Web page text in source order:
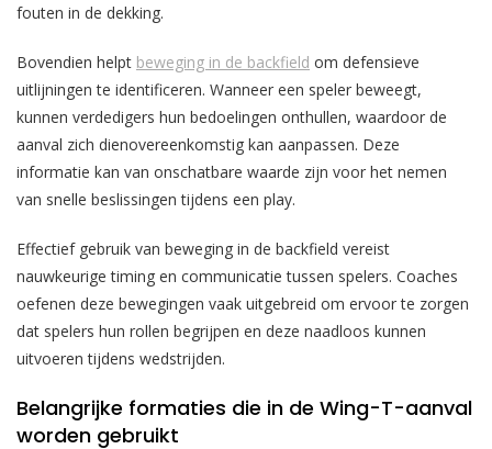
fouten in de dekking.
Bovendien helpt beweging in de backfield om defensieve
uitlijningen te identificeren. Wanneer een speler beweegt,
kunnen verdedigers hun bedoelingen onthullen, waardoor de
aanval zich dienovereenkomstig kan aanpassen. Deze
informatie kan van onschatbare waarde zijn voor het nemen
van snelle beslissingen tijdens een play.
Effectief gebruik van beweging in de backfield vereist
nauwkeurige timing en communicatie tussen spelers. Coaches
oefenen deze bewegingen vaak uitgebreid om ervoor te zorgen
dat spelers hun rollen begrijpen en deze naadloos kunnen
uitvoeren tijdens wedstrijden.
Belangrijke formaties die in de Wing-T-aanval
worden gebruikt